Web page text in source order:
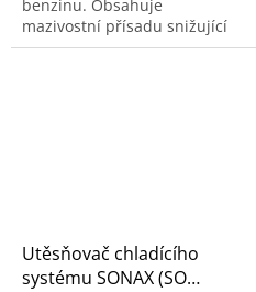
benzinu. Obsahuje
mazivostní přísadu snižující
spotřebu paliva v průměru o
Utěsňovač chladícího
systému SONAX (SO